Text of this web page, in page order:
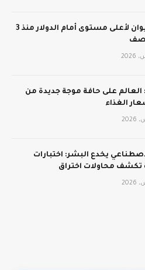
ارتفاع اليوان لأعلى مستوى أمام الدولار منذ 3
العالم على حافة موجة جديدة من
الغذاء
يخدع البشر: اختبارات
تكشف محاولات اختراق